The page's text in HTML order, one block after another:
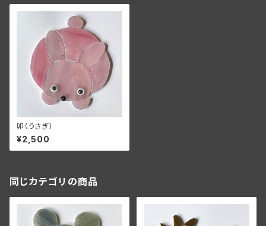
卯（うさぎ）
¥2,500
同じカテゴリの商品